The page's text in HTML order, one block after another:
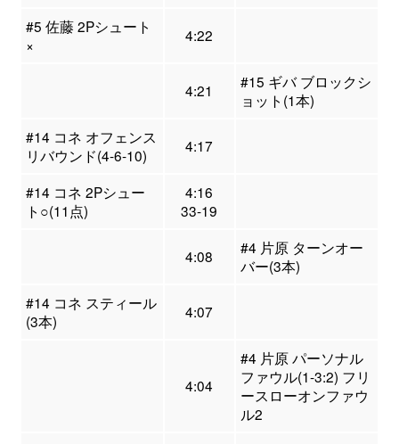
#5 佐藤 2Pシュート
×
4:22
4:21
#15 ギバ ブロックシ
ョット(1本)
#14 コネ オフェンス
リバウンド(4-6-10)
4:17
#14 コネ 2Pシュー
ト○(11点)
4:16
33-19
4:08
#4 片原 ターンオー
バー(3本)
#14 コネ スティール
(3本)
4:07
4:04
#4 片原 パーソナル
ファウル(1-3:2) フリ
ースローオンファウ
ル2